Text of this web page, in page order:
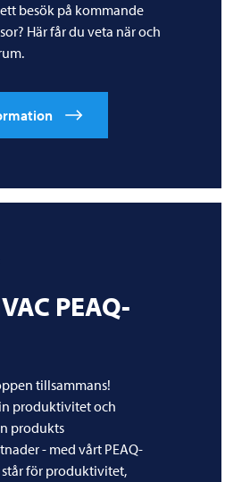
besök på kommande
Här får du veta när och
PEAQ-
tillsammans!
produktivitet och
produkts
- med vårt PEAQ-
står för produktivitet,